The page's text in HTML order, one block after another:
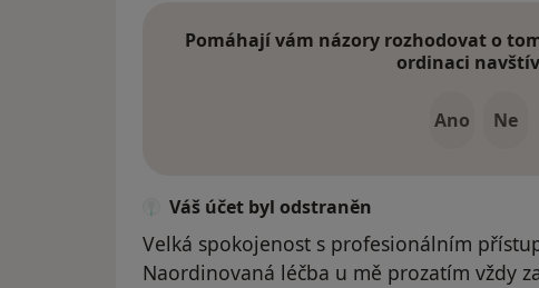
Pomáhají vám názory rozhodovat o
ordinaci
Ano Ne
Váš účet byl odstraněn
Velká spokojenost s profesionálním
Naordinovaná léčba u mě prozatím vždy